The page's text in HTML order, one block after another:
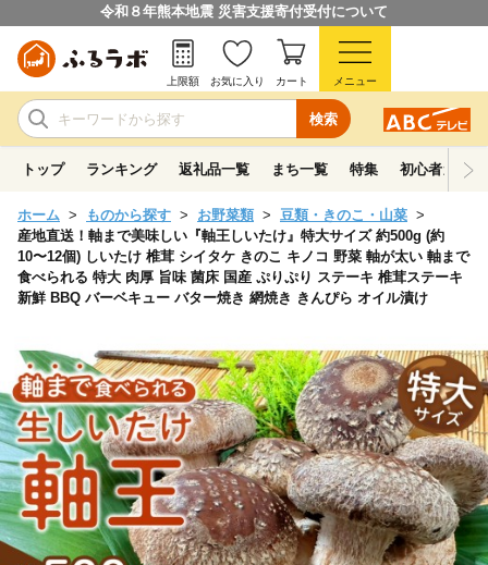
令和８年熊本地震 災害支援寄付受付について
検索
上限額 お気に入り カート メニュー
トップ ランキング 返礼品一覧 まち一覧 特集 初心者ガイド
ホーム ものから探す お野菜類
豆類・きのこ・山菜
産地直送！軸まで美味しい『軸王しいたけ』特大サイズ 約500g (約
10〜12個) しいたけ 椎茸 シイタケ きのこ キノコ 野菜 軸が太い 軸まで
食べられる 特大 肉厚 旨味 菌床 国産 ぷりぷり ステーキ 椎茸ステーキ
新鮮 BBQ バーベキュー バター焼き 網焼き きんぴら オイル漬け